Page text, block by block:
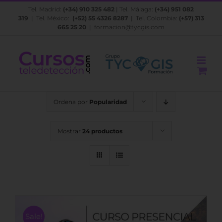
Saltar
Tel. Madrid: (+34) 910 325 482 | Tel. Málaga: (+34) 951 082
319 | Tel. México: (+52) 55 4326 8287| Tel. Colombia: (+57) 313
665 25 20
formacion@tycgis.com
Ordena por Popularidad
Mostrar 24 productos
Sale!